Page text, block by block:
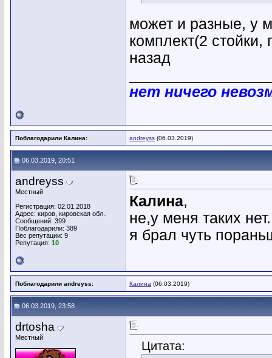
может и разные, у
комплект(2 стойки,
назад
нет ничего
Поблагодарили Калина: andreyss (06.03.2019)
06.03.2019, 20:51
andreyss
Местный
Регистрация: 02.01.2018
Адрес: киров, кировская обл..
Сообщений: 399
Поблагодарили: 389
Вес репутации: 9
Репутация: 10
Калина,
не,у меня таких
я брал чуть
Поблагодарили andreyss: Калина (06.03.2019)
06.03.2019, 23:58
drtosha
Местный
Цитата: